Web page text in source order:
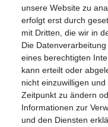
unsere Website zu
erfolgt erst durch
mit Dritten, die wir in
Die
eines berechtigten
kann erteilt oder
nicht einzuwilligen
Zeitpunkt zu ändern
Informationen zur
und den Diensten
Widerrufs­recht
E-MAIL **